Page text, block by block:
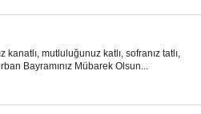
kanatlı, mutluluğunuz katlı, sofranız tatlı,
Bayramınız Mübarek Olsun...